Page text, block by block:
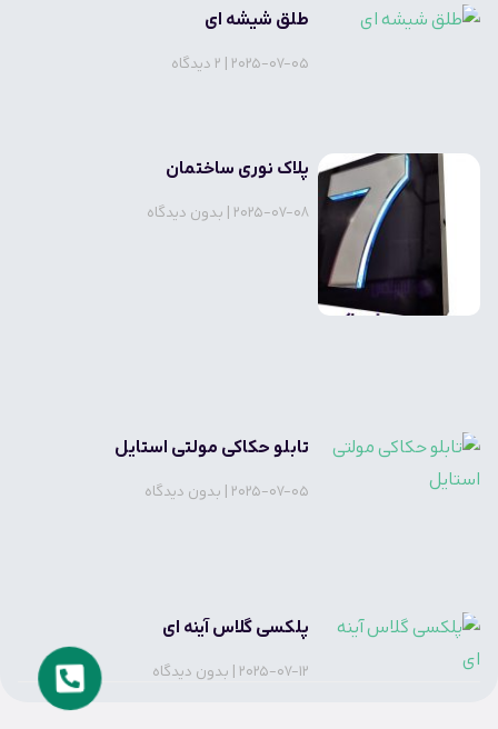
طلق شیشه ای
2025-07-05
پلاک نوری ساختمان
2025-07-08 بدون دیدگاه
تابلو حکاکی مولتی استایل
2025-07-05 بدون دیدگاه
پلکسی گلاس آینه ای
2025-07-12 بدون دیدگاه